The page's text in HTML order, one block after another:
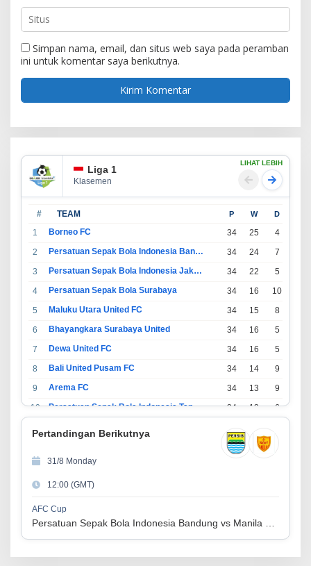
Simpan nama, email, dan situs web saya pada peramban
ini untuk komentar saya berikutnya.
Liga 1
Klasemen
LIHAT LEBIH
# TEAM P W D
1 Borneo FC 34 25 4
2
Persatuan Sepak Bola Indonesia Bandung 34 24 7
3
Persatuan Sepak Bola Indonesia Jakarta 34 22 5
4
Persatuan Sepak Bola Surabaya 34 16 10
5
Maluku Utara United FC 34 15 8
6
Bhayangkara Surabaya United 34 16 5
7
Dewa United FC 34 16 5
8
Bali United Pusam FC 34 14 9
9
Arema FC 34 13 9
10
Persatuan Sepak Bola Indonesia Tangerang 34 13 6
34 11
13
14
Madura United FC
15
Persatuan Sepakbola Makassar
16
Persis Solo 34 8 10
Semen Padang FC
Pertandingan Berikutnya
31/8 Monday
12:00 (GMT)
AFC Cup